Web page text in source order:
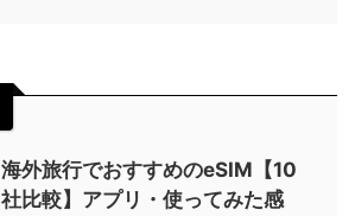
海外旅行でおすすめのeSIM【10
社比較】アプリ・使ってみた感